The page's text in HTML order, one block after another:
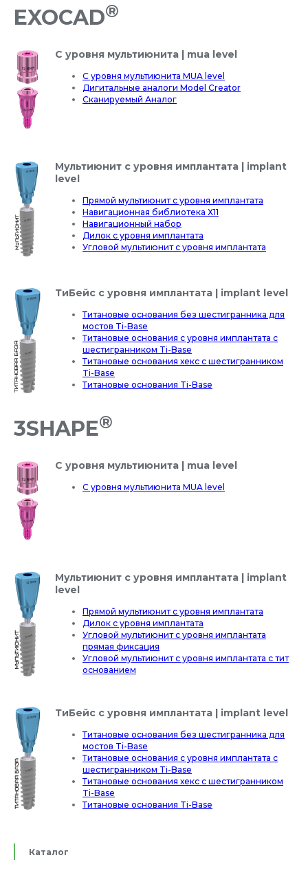
EXOCAD®
С уровня мультиюнита | mua level
С уровня мультиюнита MUA level
Дигитальные аналоги Model Creator
Сканируемый Аналог
Мультиюнит с уровня имплантата | implant
level
Прямой мультиюнит с уровня имплантата
Навигационная библиотека Х11
Навигационный набор
Дилок с уровня имплантата
Угловой мультиюнит с уровня имплантата
ТиБейс с уровня имплантата | implant level
Титановые основания без шестигранника для
мостов Ti-Base
Титановые основания с уровня имплантата с
шестигранником Ti-Base
Титановые основания хекс с шестигранником
Ti-Base
Титановые основания Ti-Base
3SHAPE®
С уровня мультиюнита | mua level
С уровня мультиюнита MUA level
Мультиюнит с уровня имплантата | implant
level
Прямой мультиюнит с уровня имплантата
Дилок с уровня имплантата
Угловой мультиюнит с уровня имплантата
прямая фиксация
Угловой мультиюнит с уровня имплантата с тит
основанием
ТиБейс с уровня имплантата | implant level
Титановые основания без шестигранника для
мостов Ti-Base
Титановые основания с уровня имплантата с
шестигранником Ti-Base
Титановые основания хекс с шестигранником
Ti-Base
Титановые основания Ti-Base
Каталог